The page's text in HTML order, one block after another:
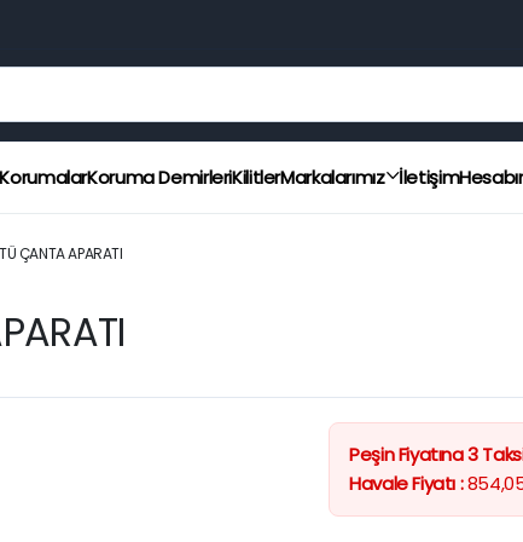
Koruma DemirleriKilitlerMarkalarımız İletişim
ÇANTA APARATI
Peşin Fiyatına 3
Havale Fiyatı :